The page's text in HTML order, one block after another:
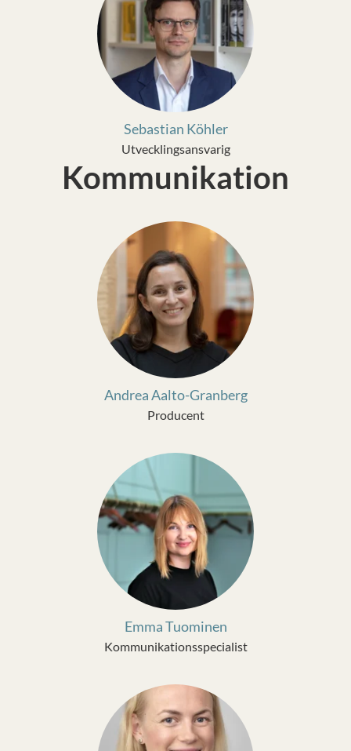
Sebastian Köhler
Utvecklingsansvarig
Kommunikation
Andrea Aalto-Granberg
Producent
Emma Tuominen
Kommunikationsspecialist